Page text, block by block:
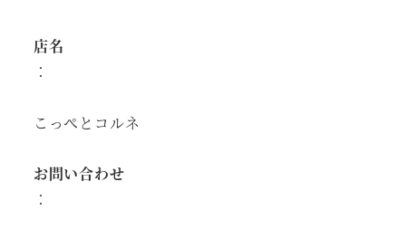
店名
：
こっぺとコルネ
お問い合わせ
：